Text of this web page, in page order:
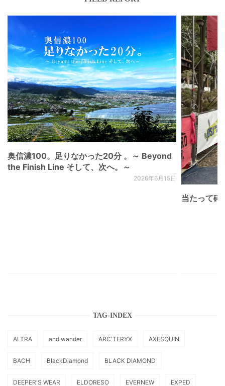
奥信濃100。足りなかった20分 。～ Beyond
the Finish Line そして、次へ。～
2026年6月15日
当たって砕
TAG-INDEX
ALTRA and wander ARC'TERYX AXESQUIN
BACH BlackDiamond BLACK DIAMOND
DEEPER'S WEAR ELDORESO EVERNEW EXPED